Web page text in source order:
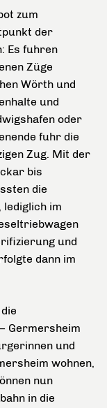
zum
der
Es fuhren
Züge
Wörth und
und
oder
fuhr die
Zug. Mit der
bis
die
lediglich im
und
dann im
Germersheim
und
wohnen,
nun
in die